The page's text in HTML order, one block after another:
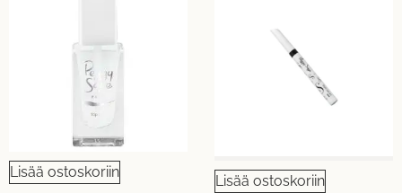
Lisää ostoskoriin
Lisää ostoskoriin